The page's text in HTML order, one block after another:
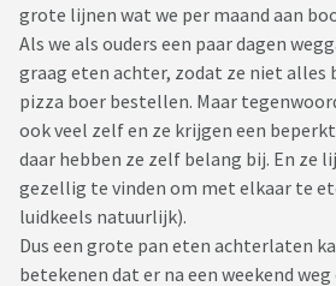
grote lijnen wat we per maand aan
Als we als ouders een paar dagen
graag eten achter, zodat ze niet alles
pizza boer bestellen. Maar
ook veel zelf en ze krijgen een
daar hebben ze zelf belang bij. En ze
gezellig te vinden om met elkaar te
luidkeels natuurlijk).
Dus een grote pan eten achterlaten
betekenen dat er na een weekend